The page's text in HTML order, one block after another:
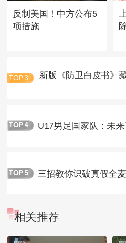
反制美国！中方公布5
项措施
TOP 3 新版《防卫白皮书》
TOP 4 U17男足国家队：未
TOP 5 三招教你识破真假全
相关推荐